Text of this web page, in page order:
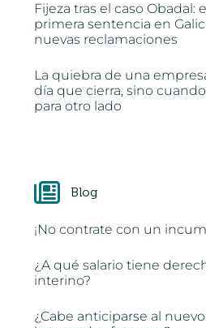
Fijeza tras el caso Obadal:
primera sentencia en
nuevas reclamaciones
La quiebra de una
día que cierra, sino
para otro lado
Blog
¡No contrate con un
¿A qué salario tiene
interino?
¿Cabe anticiparse al